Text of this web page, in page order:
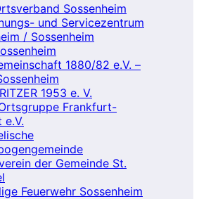
Sossenheim
und Servicezentrum
/ Sossenheim
1880/82 e.V. –
1953 e. V.
Frankfurt-
e.V.
der Gemeinde St.
Feuerwehr Sossenheim